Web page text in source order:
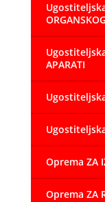
APARATI
Oprema ZA
Oprema ZA